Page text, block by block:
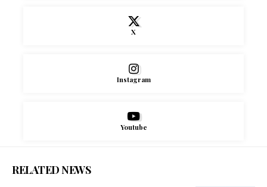
X
Instagram
Youtube
RELATED NEWS